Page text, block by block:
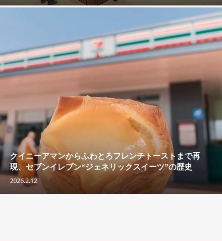
クイニーアマンからふわとろフレンチトーストまで再
現、セブンイレブン“ジェネリックスイーツ”の歴史
2026.2.12